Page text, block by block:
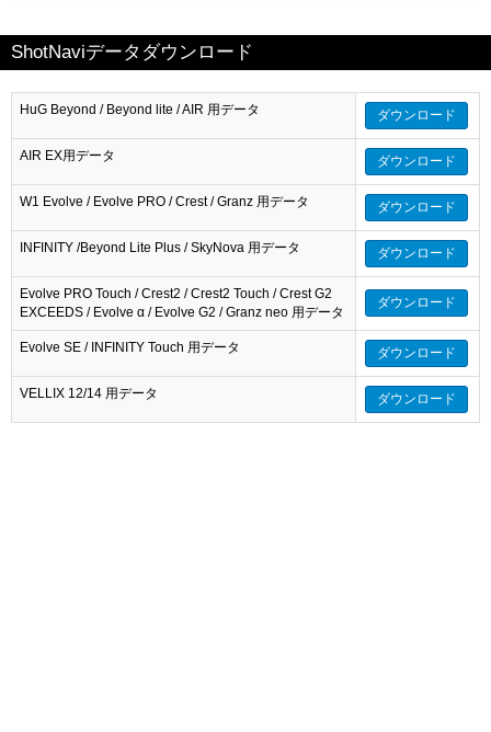
ShotNaviデータダウンロード
HuG Beyond / Beyond lite / AIR 用データ ダウンロード
AIR EX用データ ダウンロード
W1 Evolve / Evolve PRO / Crest / Granz 用データ ダウンロード
INFINITY /Beyond Lite Plus / SkyNova 用データ ダウンロード
Evolve PRO Touch / Crest2 / Crest2 Touch / Crest G2
EXCEEDS / Evolve α / Evolve G2 / Granz neo 用データ
ダウンロード
Evolve SE / INFINITY Touch 用データ ダウンロード
VELLIX 12/14 用データ ダウンロード